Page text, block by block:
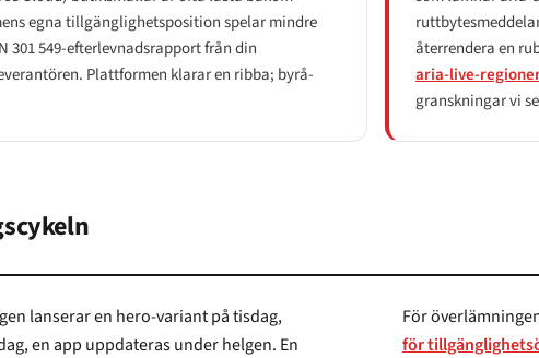
egna tillgänglighetsposition spelar mindre
301 549-efterlevnadsrapport fråndin
Plattformen klarar en ribba; byrå-
återrendera en
aria-live-
granskningar vi
lanserar en hero-variant på tisdag,
en app uppdateras under helgen. En
För
för